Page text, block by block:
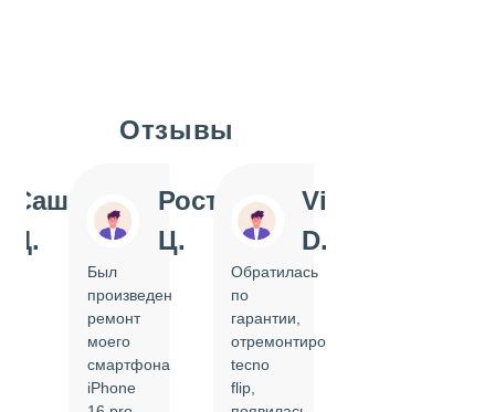
Отзывы
Саша
Д.
Ростислав
Ц.
Был
произведен
ремонт
моего
смартфона
iPhone
Vi
D.
Обратилась
по
гарантии,
отремонтировать
tecno
flip,